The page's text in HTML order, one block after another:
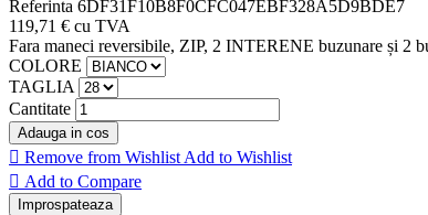
Referinta 6DF31F10B8F0CFC047EBF328A5D9BDE7
119,71 € cu TVA
Fara maneci reversibile, ZIP, 2 INTERENE buzunare și 2
COLORE
TAGLIA
Cantitate
Adauga in cos
 Remove from Wishlist Add to Wishlist
 Add to Compare